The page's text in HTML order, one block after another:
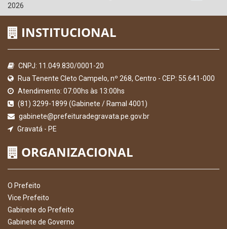
2026
INSTITUCIONAL
CNPJ: 11.049.830/0001-20
Rua Tenente Cleto Campelo, nº 268, Centro - CEP: 55.641-000
Atendimento: 07:00hs às 13:00hs
(81) 3299-1899 (Gabinete / Ramal 4001)
gabinete@prefeituradegravata.pe.gov.br
Gravatá - PE
ORGANIZACIONAL
O Prefeito
Vice Prefeito
Gabinete do Prefeito
Gabinete de Governo